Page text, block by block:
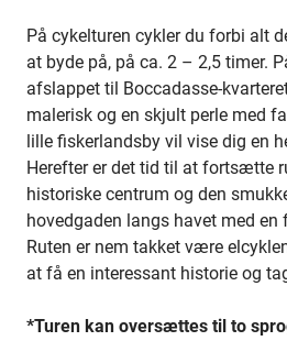
På cykelturen cykler du forbi alt
at byde på, på ca. 2 – 2,5 timer.
afslappet til Boccadasse-
malerisk og en skjult perle med
lille fiskerlandsby vil vise dig en
Herefter er det tid til at fortsætte
historiske centrum og den
hovedgaden langs havet med
Ruten er nem takket være
at få en interessant historie og
*Turen kan oversættes til to